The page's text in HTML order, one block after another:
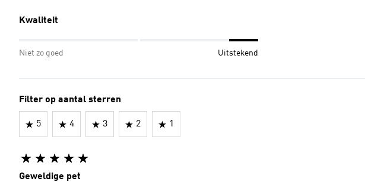
Kwaliteit
Niet zo goed Uitstekend
Filter op aantal sterren
5 4 3 2 1
Geweldige pet